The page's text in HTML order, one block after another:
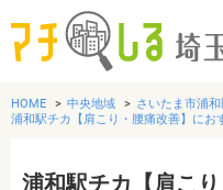
HOME 中央地域 さいたま市浦和
浦和駅チカ【肩こり・腰痛改善】にお
浦和駅チカ【肩こ